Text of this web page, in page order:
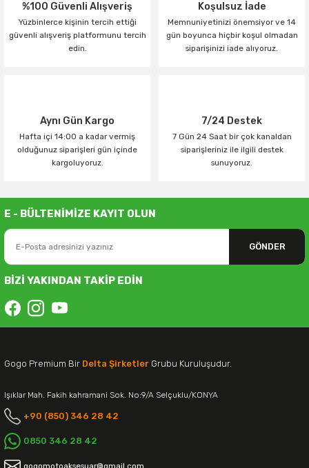
%100 Güvenli Alışveriş
Yüzbinlerce kişinin tercih ettiği
güvenli alışveriş platformunu tercih
edin.
Koşulsuz İade
Memnuniyetinizi önemsiyor ve 14
gün boyunca hiçbir koşul olmadan
siparişinizi iade alıyoruz.
Aynı Gün Kargo
Hafta içi 14:00 a kadar vermiş
olduğunuz siparişleri gün içinde
kargoluyoruz.
7/24 Destek
7 Gün 24 Saat bir çok kanaldan
siparişleriniz ile ilgili destek
sunuyoruz.
E - BÜLTENİMİZE KAYIT OLUN
GÖNDER
BİZİ YAKINDAN TAKİP EDİN
Gogo Premium Bir Delta Şirketler Grubu Kuruluşudur.
Işıklar Mah. Fakih kahramani Sok. No:9/A Selçuklu/KONYA
+90 (850) 346 28 42
0850 346 28 42
gogomotoaksesuar@gmail.com